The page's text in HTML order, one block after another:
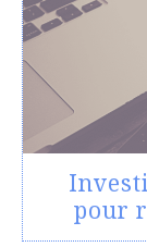
pour